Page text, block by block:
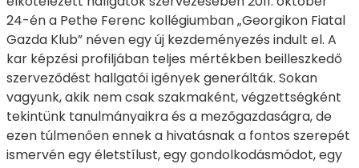
24-én a Pethe Ferenc kollégiumban „Georgikon Fiatal
Gazda Klub” néven egy új kezdeményezés indult el. A
kar képzési profiljában teljes mértékben beilleszkedő
szerveződést hallgatói igények generálták. Sokan
vagyunk, akik nem csak szakmaként, végzettségként
tekintünk tanulmányaikra és a mezőgazdaságra, de
ezen túlmenően ennek a hivatásnak a fontos szerepét
ismervén egy életstílust, egy gondolkodásmódot, egy